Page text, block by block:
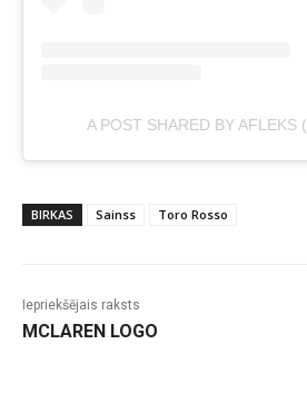
A POST SHARED BY AFLEKS
BIRKAS Sainss Toro Rosso
Iepriekšējais raksts
MCLAREN LOGO